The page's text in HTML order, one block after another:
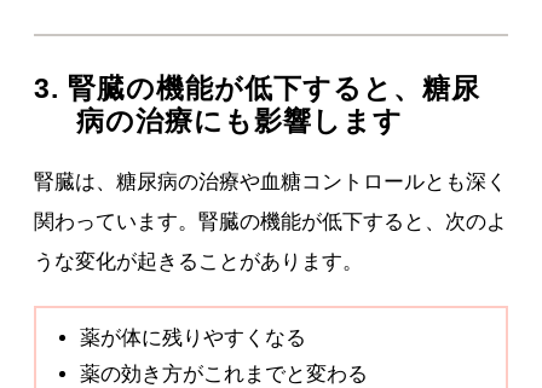
3. 腎臓の機能が低下すると、糖尿
病の治療にも影響します
腎臓は、糖尿病の治療や血糖コントロールとも深く
関わっています。腎臓の機能が低下すると、次のよ
うな変化が起きることがあります。
薬が体に残りやすくなる
薬の効き方がこれまでと変わる